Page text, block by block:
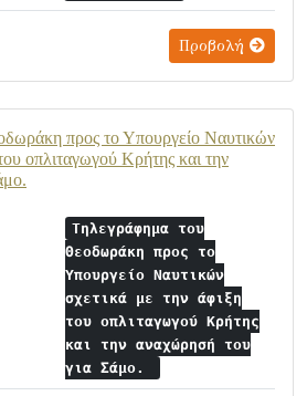
Προβολή
προς το Υπουργείο Ναυτικών
οπλιταγωγού Κρήτης και την
Τηλεγράφημα του
Θεοδωράκη προς το
Υπουργείο Ναυτικών
σχετικά με την άφιξη
του οπλιταγωγού Κρήτης
και την αναχώρησή του
για Σάμο.